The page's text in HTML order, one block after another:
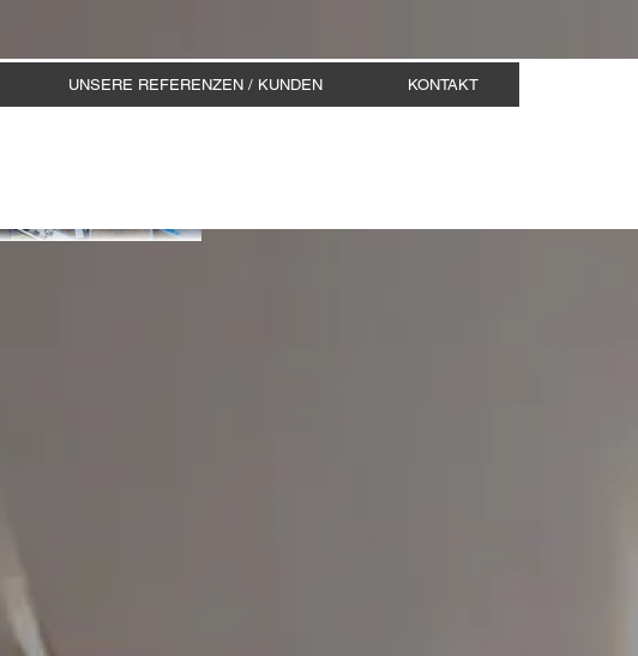
UNSERE REFERENZEN / KUNDEN KONTAKT